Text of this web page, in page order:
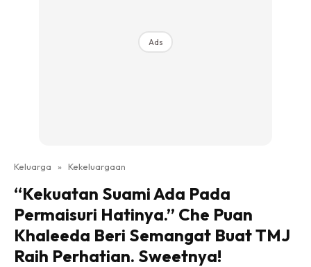
Ads
Keluarga » Kekeluargaan
“Kekuatan Suami Ada Pada
Permaisuri Hatinya.” Che Puan
Khaleeda Beri Semangat Buat TMJ
Raih Perhatian. Sweetnya!